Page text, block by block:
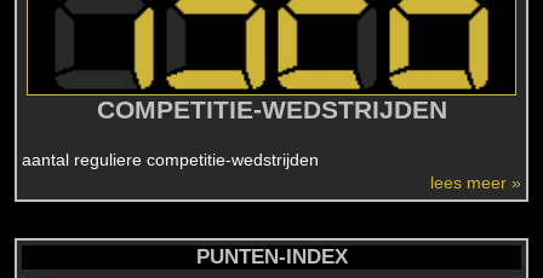
COMPETITIE-WEDSTRIJDEN
aantal reguliere competitie-wedstrijden
lees meer »
PUNTEN-INDEX